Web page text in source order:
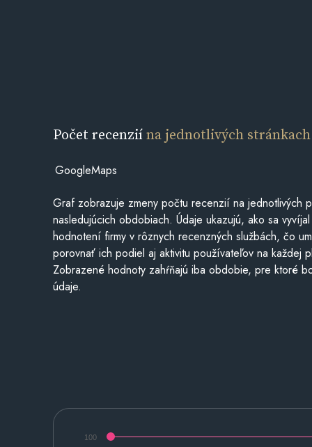
Počet recenziína jednotlivých stránkach
GoogleMaps
Graf zobrazuje zmeny počtu recenzií na jednotlivých
nasledujúcich obdobiach. Údaje ukazujú, ako sa
hodnotení firmy v rôznych recenzných službách, čo
porovnať ich podiel aj aktivitu používateľov na každej
Zobrazené hodnoty zahŕňajú iba obdobie, pre ktoré
údaje.
100